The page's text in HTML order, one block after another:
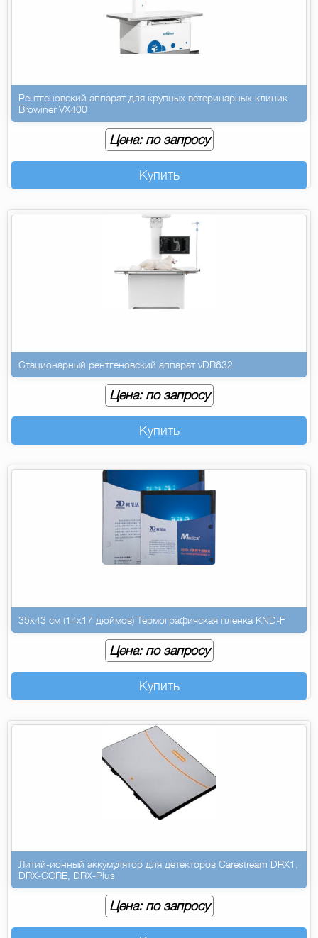
Рентгеновский аппарат для крупных ветеринарных клиник
Browiner VX400
Цена: по запросу
Купить
Стационарный рентгеновский аппарат vDR632
Цена: по запросу
Купить
35х43 см (14х17 дюймов) Термографичская пленка KND-F
Цена: по запросу
Купить
Литий-ионный аккумулятор для детекторов Carestream DRX1,
DRX-CORE, DRX-Plus
Цена: по запросу